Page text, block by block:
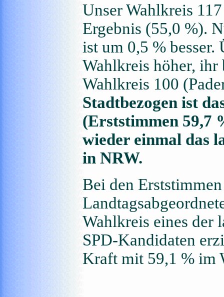
Unser Wahlkreis
Ergebnis (55,0 %).
ist um 0,5 %
Wahlkreis höher, ihr
Wahlkreis 100
Stadtbezogen ist
(Erststimmen 59,7
wieder einmal das
in NRW.
Bei den
Wahlkreis eines der
SPD-Kandidaten
Kraft mit 59,1 % im